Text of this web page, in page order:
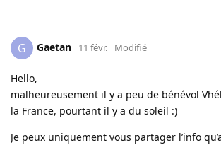
G Gaetan 11 févr. Modifié
Hello,
malheureusement il y a peu de bénévol
la France, pourtant il y a du soleil :)
Je peux uniquement vous partager l’info